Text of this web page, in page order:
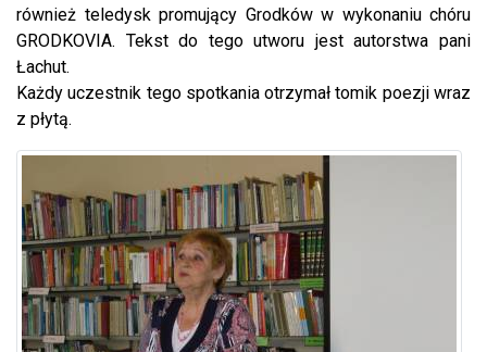
również teledysk promujący Grodków w wykonaniu chóru
GRODKOVIA. Tekst do tego utworu jest autorstwa pani
Łachut.
Każdy uczestnik tego spotkania otrzymał tomik poezji wraz
z płytą.